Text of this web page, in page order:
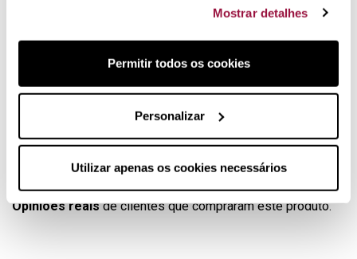
Mostrar detalhes
Permitir todos os cookies
Personalizar
Utilizar apenas os cookies necessários
O detergente para aço inoxidável Ecocert Renox é um
este produto de limpeza Renox adapta-se na perfeição ao
aço inoxidável, talheres e metais preciosos sem deixar
Detergente-abrilhantador de aço
inoxidável Renox
Opiniões reaisde clientes que compraram este produto.